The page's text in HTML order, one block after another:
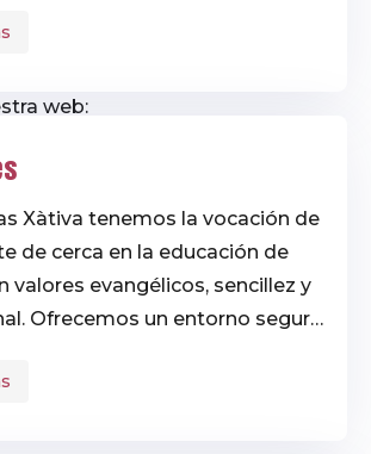
con tu
web:
más.
Xàtiva tenemos la vocación de
de cerca en la educación de
valores evangélicos, sencillez y
Ofrecemos un entorno seguro
de Antiguos Alumnos